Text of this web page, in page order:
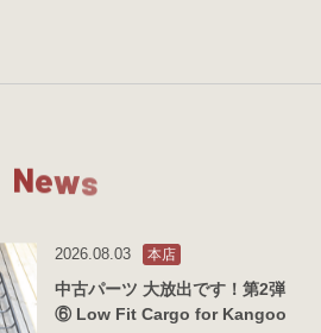
News
2026.08.03 本店
中古パーツ 大放出です！第2弾
⑥ Low Fit Cargo for Kangoo